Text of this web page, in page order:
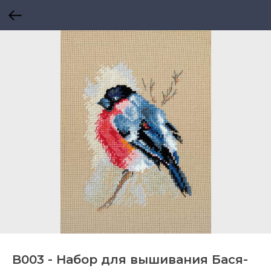
B003 - Набор для вышивания Бася-